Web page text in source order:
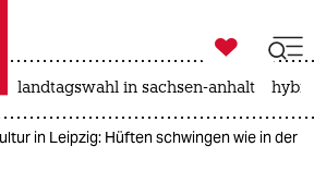
taz zahl ich
zahl ich

taz zahl ich
landtagswahl in sachsen-anhalt
in Leipzig: Hüften schwingen wie in der